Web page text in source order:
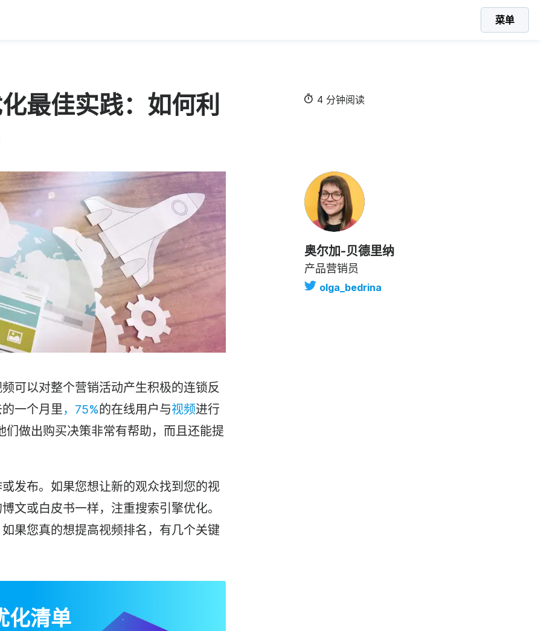
菜单
最佳实践：如何利
4 分钟阅读
奥尔加-贝德里纳
产品营销员
olga_bedrina
可以对整个营销活动产生积极的连锁反
一个月里，75%的在线用户与视频进行
们做出购买决策非常有帮助，而且还能提
发布。如果您想让新的观众找到您的视
文或白皮书一样，注重搜索引擎优化。
果您真的想提高视频排名，有几个关键
化清单